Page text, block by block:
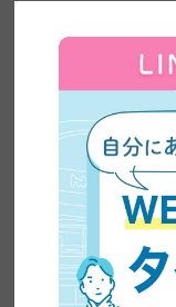
理由7：税金な
ノマドワーカーにな
拠点を定めているフ
あるので大変です。
拠点を転々としてい
複雑化するので、時